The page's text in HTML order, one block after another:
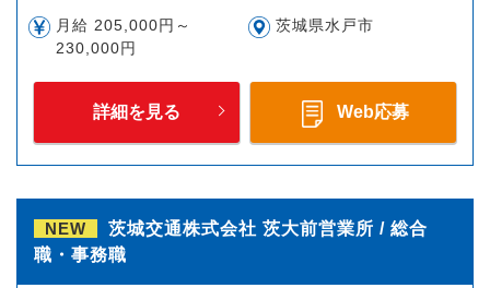
月給 205,000円～
230,000円
茨城県水戸市
詳細を見る Web応募
NEW
茨城交通株式会社 茨大前営業所 / 総合
職・事務職